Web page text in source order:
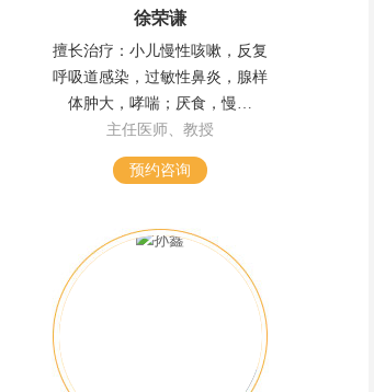
徐荣谦
擅长治疗：小儿慢性咳嗽，反复
呼吸道感染，过敏性鼻炎，腺样
体肿大，哮喘；厌食，慢…
主任医师、教授
预约咨询